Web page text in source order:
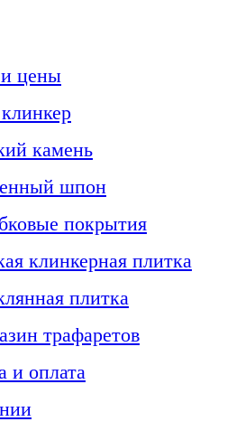
цены
камень
шпон
покрытия
клинкерная плитка
плитка
трафаретов
и оплата